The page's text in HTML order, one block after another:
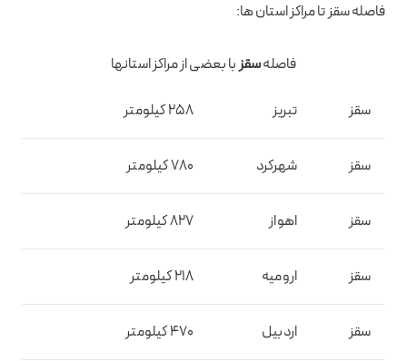
فاصله سقز تا مراکز استان ها:
فاصلهسقزبا بعضی از مراکز استانها
سقز تبریز 258 کیلومتر
سقز شهرکرد 780 کیلومتر
سقز اهواز 827 کیلومتر
سقز ارومیه 218 کیلومتر
سقز اردبیل 470 کیلومتر